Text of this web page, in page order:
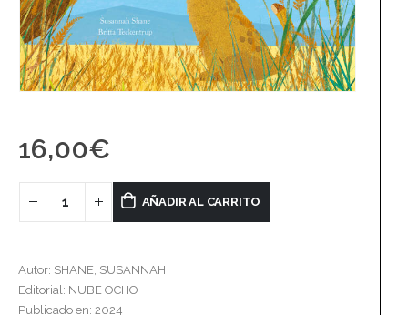
16,00€
AÑADIR AL CARRITO
Autor: SHANE, SUSANNAH
Editorial: NUBE OCHO
Publicado en: 2024